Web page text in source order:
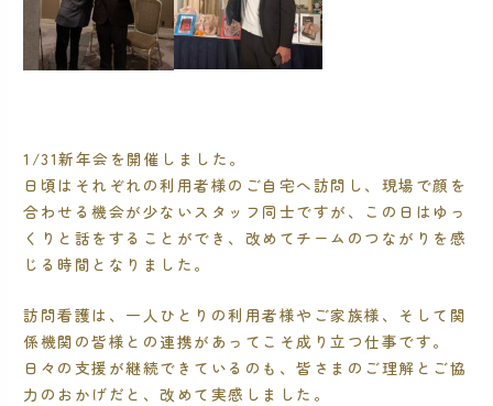
1/31新年会を開催しました。
日頃はそれぞれの利用者様のご自宅へ訪問し、現場で顔を
合わせる機会が少ないスタッフ同士ですが、この日はゆっ
くりと話をすることができ、改めてチームのつながりを感
じる時間となりました。
訪問看護は、一人ひとりの利用者様やご家族様、そして関
係機関の皆様との連携があってこそ成り立つ仕事です。
日々の支援が継続できているのも、皆さまのご理解とご協
力のおかげだと、改めて実感しました。